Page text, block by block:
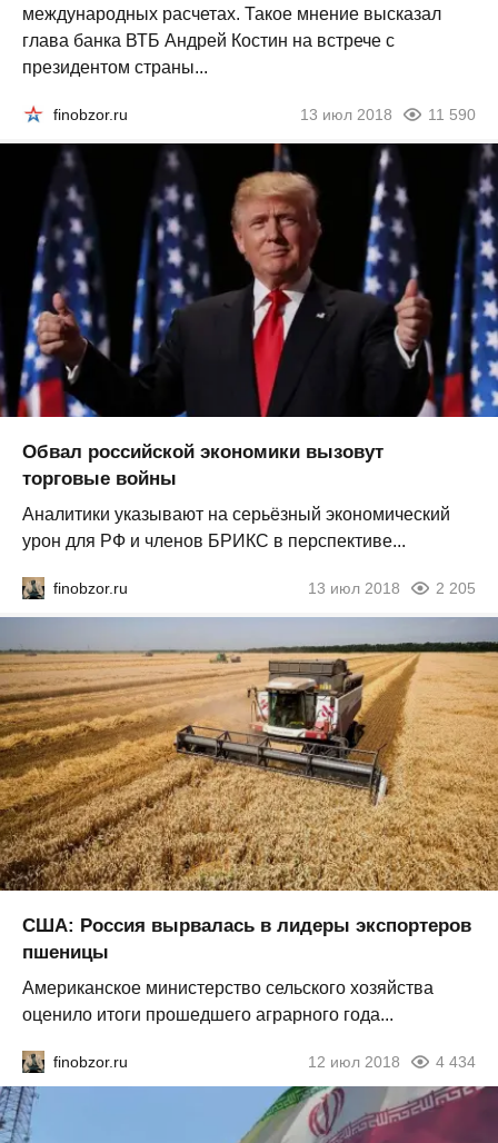
международных расчетах. Такое мнение высказал
глава банка ВТБ Андрей Костин на встрече с
президентом страны...
finobzor.ru 13 июл 2018 11 590
Обвал российской экономики вызовут
торговые войны
Аналитики указывают на серьёзный экономический
урон для РФ и членов БРИКС в перспективе...
finobzor.ru 13 июл 2018 2 205
США: Россия вырвалась в лидеры экспортеров
пшеницы
Американское министерство сельского хозяйства
оценило итоги прошедшего аграрного года...
finobzor.ru 12 июл 2018 4 434